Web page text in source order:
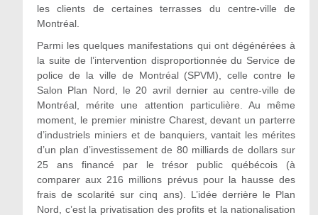
les clients de certaines terrasses du centre-ville de
Montréal.
Parmi les quelques manifestations qui ont dégénérées à
la suite de l’intervention disproportionnée du Service de
police de la ville de Montréal (SPVM), celle contre le
Salon Plan Nord, le 20 avril dernier au centre-ville de
Montréal, mérite une attention particulière. Au même
moment, le premier ministre Charest, devant un parterre
d’industriels miniers et de banquiers, vantait les mérites
d’un plan d’investissement de 80 milliards de dollars sur
25 ans financé par le trésor public québécois (à
comparer aux 216 millions prévus pour la hausse des
frais de scolarité sur cinq ans). L’idée derrière le Plan
Nord, c’est la privatisation des profits et la nationalisation